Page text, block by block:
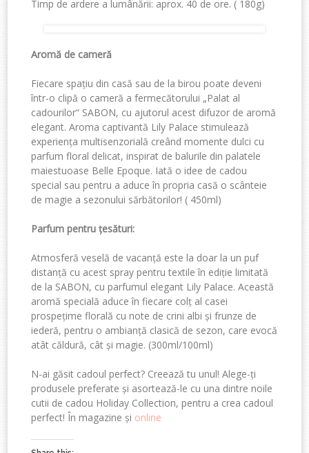
Timp de ardere a lumânării: aprox. 40 de ore. ( 180g)
Aromă de cameră
Fiecare spațiu din casă sau de la birou poate deveni
într-o clipă o cameră a fermecătorului „Palat al
cadourilor“ SABON, cu ajutorul acest difuzor de aromă
elegant. Aroma captivantă Lily Palace stimulează
experiența multisenzorială creând momente dulci cu
parfum floral delicat, inspirat de balurile din palatele
maiestuoase Belle Epoque. Iată o idee de cadou
special sau pentru a aduce în propria casă o scânteie
de magie a sezonului sărbătorilor! ( 450ml)
Parfum pentru țesături:
Atmosferă veselă de vacanță este la doar la un puf
distanță cu acest spray pentru textile în ediție limitată
de la SABON, cu parfumul elegant Lily Palace. Această
aromă specială aduce în fiecare colț al casei
prospețime florală cu note de crini albi și frunze de
iederă, pentru o ambianță clasică de sezon, care evocă
atât căldură, cât și magie. (300ml/100ml)
N-ai găsit cadoul perfect? Creează tu unul!Alege-ți
produsele preferate și asortează-le cu una dintre noile
cutii de cadou Holiday Collection, pentru a crea cadoul
perfect!În magazine și online